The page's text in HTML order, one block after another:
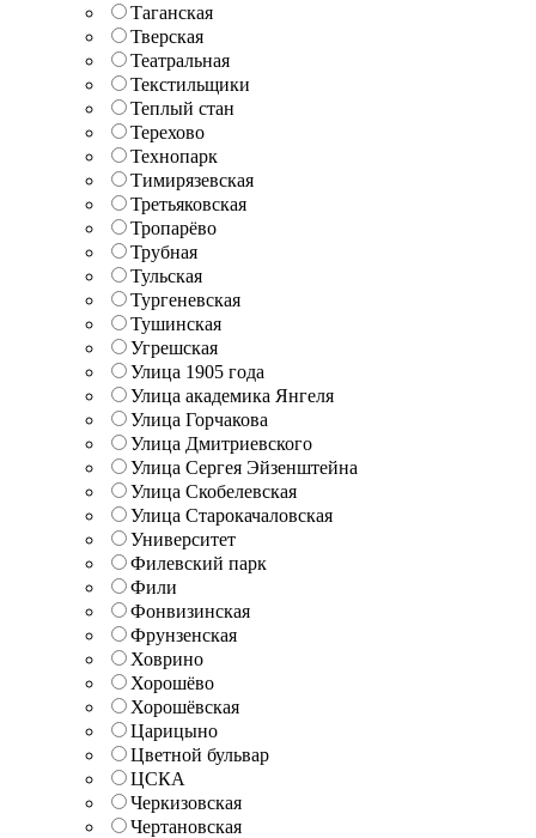
Таганская
Тверская
Театральная
Текстильщики
Теплый стан
Терехово
Технопарк
Тимирязевская
Третьяковская
Тропарёво
Трубная
Тульская
Тургеневская
Тушинская
Угрешская
Улица 1905 года
Улица академика Янгеля
Улица Горчакова
Улица Дмитриевского
Улица Сергея Эйзенштейна
Улица Скобелевская
Улица Старокачаловская
Университет
Филевский парк
Фили
Фонвизинская
Фрунзенская
Ховрино
Хорошёво
Хорошёвская
Царицыно
Цветной бульвар
ЦСКА
Черкизовская
Чертановская